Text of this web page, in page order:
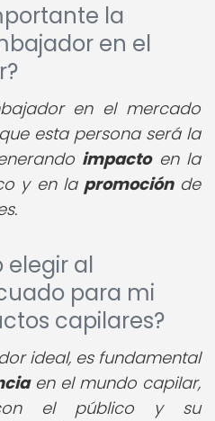
la
en el
en el mercado
esta persona será la
impactoen la
y en la promociónde
elegir al
para mi
capilares?
ideal, es fundamental
en el mundo capilar,
el público y su